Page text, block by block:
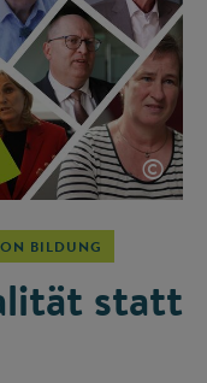
©
BILDUNG
statt